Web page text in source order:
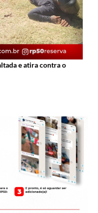
e atira contra o